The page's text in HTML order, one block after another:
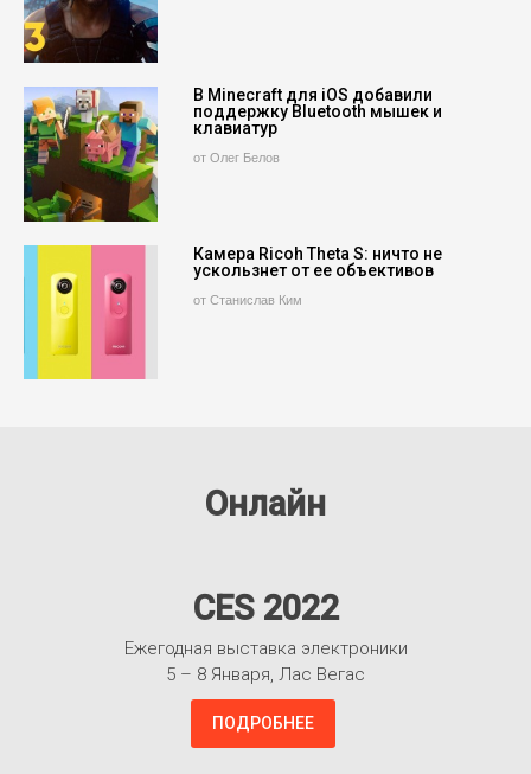
В Minecraft для iOS добавили
поддержку Bluetooth мышек и
клавиатур
от Олег Белов
Камера Ricoh Theta S: ничто не
ускользнет от ее объективов
от Станислав Ким
Онлайн
CES 2022
Ежегодная выставка электроники
5 – 8 Января, Лас Вегас
ПОДРОБНЕЕ